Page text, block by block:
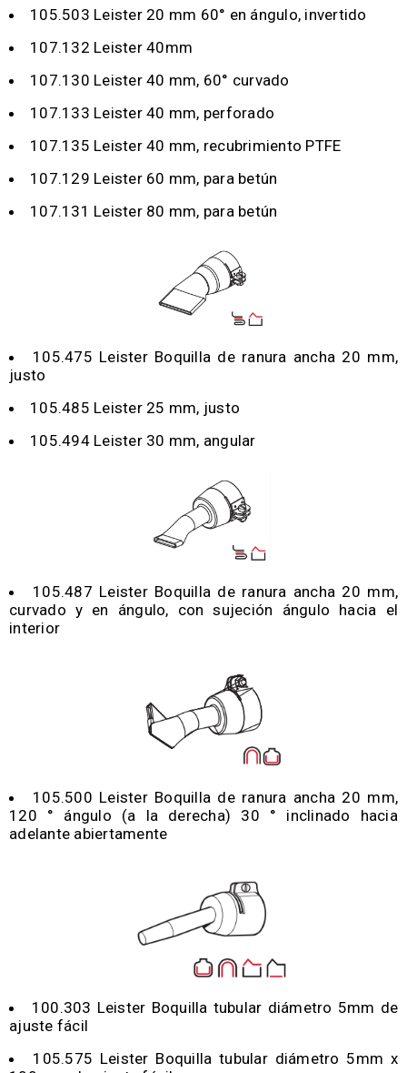
105.503 Leister 20 mm 60° en ángulo, invertido
107.132 Leister 40mm
107.130 Leister 40 mm, 60° curvado
107.133 Leister 40 mm, perforado
107.135 Leister 40 mm, recubrimiento PTFE
107.129 Leister 60 mm, para betún
107.131 Leister 80 mm, para betún
105.475 Leister Boquilla de ranura ancha 20 mm,
justo
105.485 Leister 25 mm, justo
105.494 Leister 30 mm, angular
105.487 Leister Boquilla de ranura ancha 20 mm,
curvado y en ángulo, con sujeción ángulo hacia el
interior
105.500 Leister Boquilla de ranura ancha 20 mm,
120 ° ángulo (a la derecha) 30 ° inclinado hacia
adelante abiertamente
100.303 Leister Boquilla tubular diámetro 5mm de
ajuste fácil
105.575 Leister Boquilla tubular diámetro 5mm x